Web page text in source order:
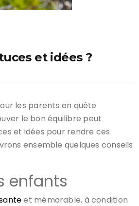
et idées ?
les parents en quête
le bon équilibre peut
et idées pour rendre ces
ensemble quelques conseils
enfants
et mémorable, à condition